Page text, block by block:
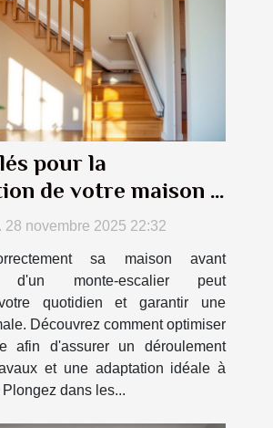
pour la
de votre maison à
d'un monte-
28 novembre 2025 22:32
sa maison avant
d'un monte-escalier peut
quotidien et garantir une
Découvrez comment optimiser
afin d'assurer un déroulement
et une adaptation idéale à
dans les...